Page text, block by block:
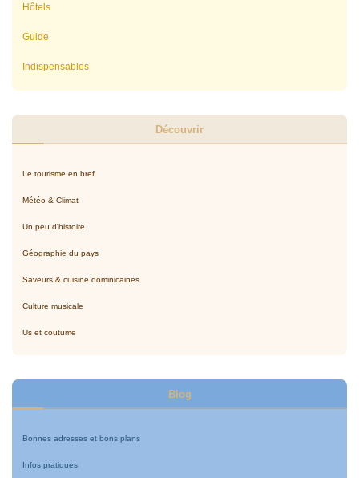
Hôtels
Guide
Indispensables
Découvrir
Le tourisme en bref
Météo & Climat
Un peu d'histoire
Géographie du pays
Saveurs & cuisine dominicaines
Culture musicale
Us et coutume
Blog
Bonnes adresses et bons plans
Infos pratiques